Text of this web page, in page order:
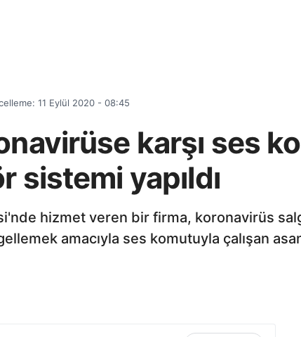
11 Eylül 2020 - 08:45
karşı ses
sistemi yapıldı
hizmet veren bir firma, koronavirüs
amacıyla ses komutuyla çalışan